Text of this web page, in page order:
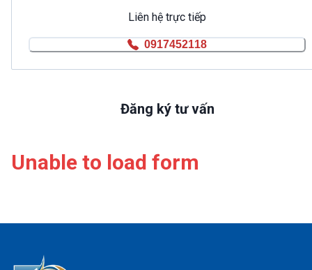
Liên hệ trực tiếp
0917452118
Đăng ký tư vấn
Unable to load form